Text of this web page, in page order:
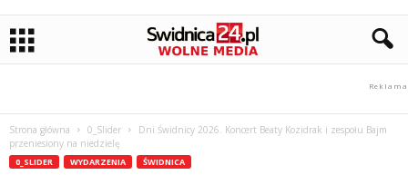
Strona główna 0_Slider
Dni Świdnicy 2026. Koncert Beaty Kozidrak i zespołu Bajm
przeniesiony na niedzielę
0_SLIDER WYDARZENIA ŚWIDNICA